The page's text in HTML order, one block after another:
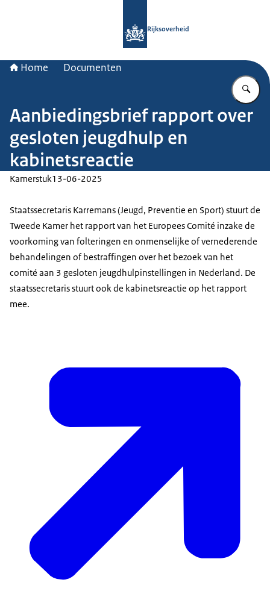
Rijksoverheid
Home Documenten
Aanbiedingsbrief rapport over
gesloten jeugdhulp en
kabinetsreactie
Kamerstuk13-06-2025
Staatssecretaris Karremans (Jeugd, Preventie en Sport) stuurt de
Tweede Kamer het rapport van het Europees Comité inzake de
voorkoming van folteringen en onmenselijke of vernederende
behandelingen of bestraffingen over het bezoek van het
comité aan 3 gesloten jeugdhulpinstellingen in Nederland. De
staatssecretaris stuurt ook de kabinetsreactie op het rapport
mee.